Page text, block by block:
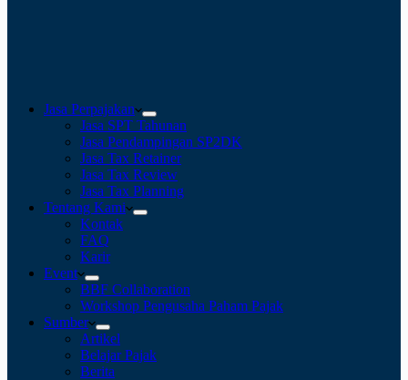
Jasa Perpajakan
Jasa SPT Tahunan
Jasa Pendampingan SP2DK
Jasa Tax Retainer
Jasa Tax Review
Jasa Tax Planning
Tentang Kami
Kontak
FAQ
Karir
Event
BBF Collaboration
Workshop Pengusaha Paham Pajak
Sumber
Artikel
Belajar Pajak
Berita